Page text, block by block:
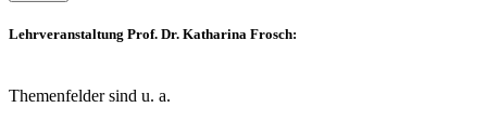
Lehrveranstaltung Prof. Dr. Katharina Frosch:
Themenfelder sind u. a.